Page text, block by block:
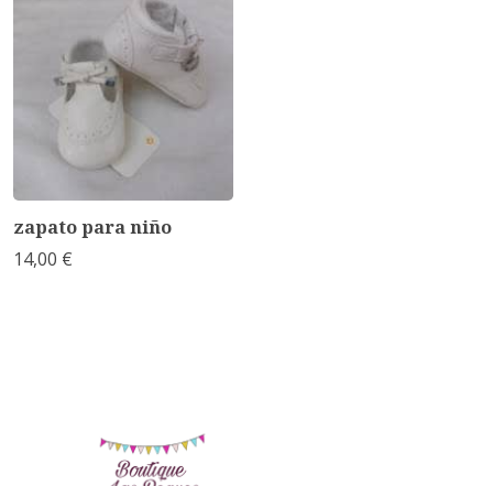
zapato para niño
14,00 €